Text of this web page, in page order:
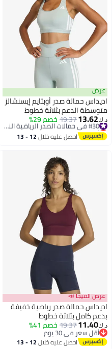
4
عرض
اديداس حمالة صدر أوبتايم إيسنشالز
متوسطة الدعم بثلاثة خطوط
د.ك‏13.62
19.37خصم 29%
أقل سعر في 30 يوم
احصل عليه خلال 12 - 13
عرض الميجا 📣
اديداس حمالة صدر رياضية خفيفة
بدعم كامل بثلاثة خطوط
د.ك‏11.40
19.37خصم 41%
أقل سعر في 30 يوم
أقل سعر في 30 يوماحصل عليه خلال 12 - 13